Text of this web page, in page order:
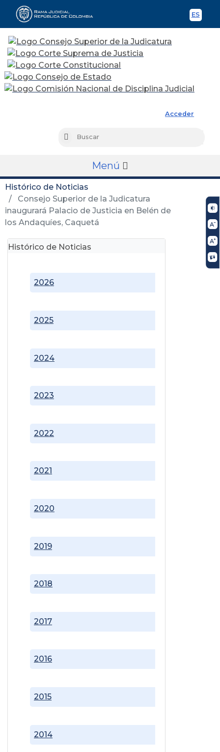
ES
Acceder
Buscar
Menú
Histórico de Noticias
Consejo Superior de la Judicatura
inaugurará Palacio de Justicia en Belén de
los Andaquíes, Caquetá
Histórico de Noticias
2014
2015
2016
2017
2018
2019
2020
2021
2022
2023
2024
2025
2026